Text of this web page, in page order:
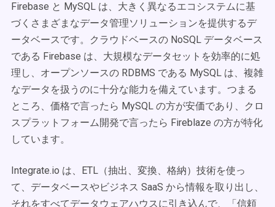
Firebase と MySQL は、大きく異なるエコシステムに基
づくさまざまなデータ管理ソリューションを提供するデ
ータベースです。クラウドベースの NoSQL データベース
である Firebase は、大規模なデータセットを効率的に処
理し、オープンソースの RDBMS である MySQL は、複雑
なデータを扱うのに十分な能力を備えています。つまる
ところ、価格で言ったら MySQL の方が安価であり、クロ
スプラットフォーム開発で言ったら Fireblaze の方が特化
しています。
Integrate.io は、ETL（抽出、変換、格納）技術を使っ
て、データベースやビジネス SaaS から情報を取り出し、
それをすべてデータウェアハウスに引き込んで、「信頼